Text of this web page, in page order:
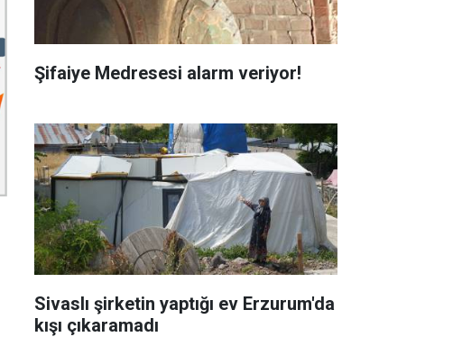
Şifaiye Medresesi alarm veriyor!
Sivaslı şirketin yaptığı ev Erzurum'da
kışı çıkaramadı